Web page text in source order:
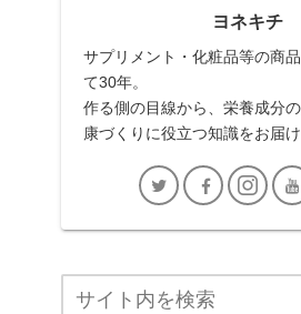
ヨネキチ
サプリメント・化粧品等の商
て30年。
作る側の目線から、栄養成分
康づくりに役立つ知識をお届け